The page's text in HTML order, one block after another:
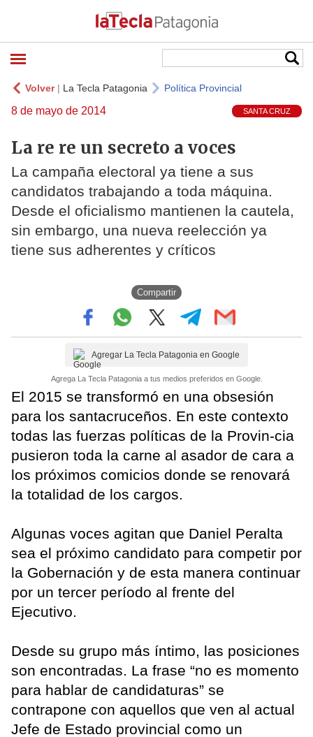
Volver| La Tecla Patagonia Política Provincial
8 de mayo de 2014 SANTA CRUZ
La re re un secreto a voces
La campaña electoral ya tiene a sus
candidatos trabajando a toda máquina.
Desde el oficialismo mantienen la cautela,
sin embargo, una nueva reelección ya
tiene sus adherentes y críticos
Compartir
Agregar La Tecla Patagonia en Google
Agrega La Tecla Patagonia a tus medios preferidos en Google.
El 2015 se transformó en una obsesión
para los santacruceños. En este contexto
todas las fuerzas políticas de la Provin-cia
pusieron toda la carne al asador de cara a
los próximos comicios donde se renovará
la totalidad de los cargos.
Algunas voces agitan que Daniel Peralta
sea el próximo candidato para competir por
la Gobernación y de esta manera continuar
por un tercer período al frente del
Ejecutivo.
Desde su grupo más íntimo, las posiciones
son encontradas. La frase “no es momento
para hablar de candidaturas” se
contrapone con aquellos que ven al actual
Jefe de Estado provincial como un